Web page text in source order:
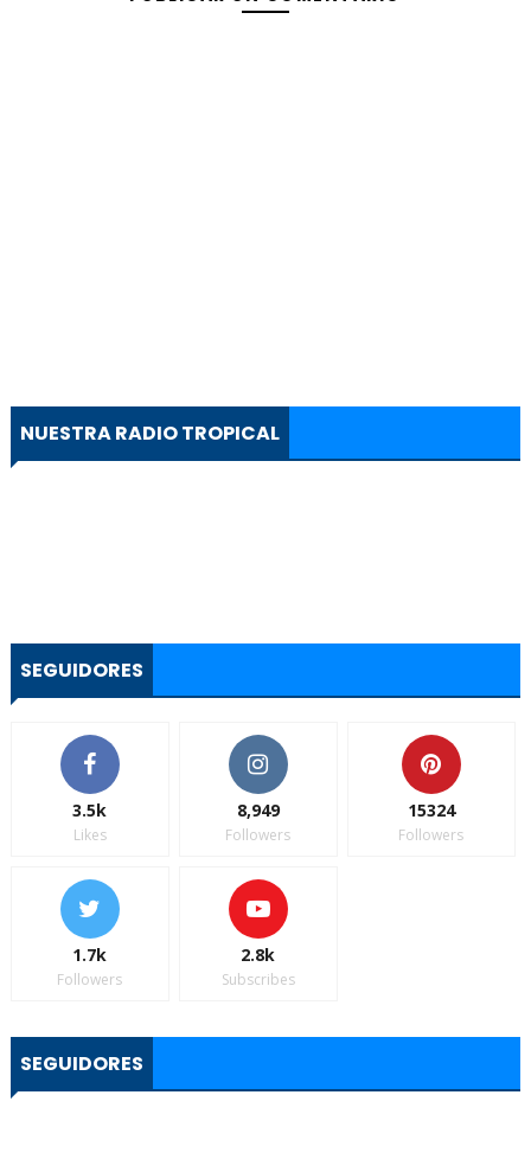
NUESTRA RADIO TROPICAL
SEGUIDORES
3.5k
Likes
8,949
Followers
15324
Followers
1.7k
Followers
2.8k
Subscribes
SEGUIDORES